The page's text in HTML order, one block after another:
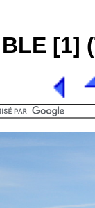
BLE [1]